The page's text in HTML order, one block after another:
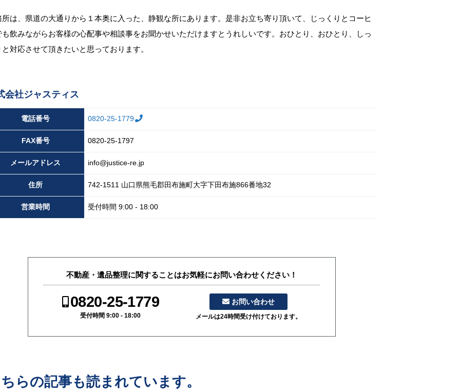
所は、県道の大通りから１本奥に入った、静観な所にあります。是非お立ち寄り頂いて、じっくりとコーヒ
も飲みながらお客様の心配事や相談事をお聞かせいただけますとうれしいです。おひとり、おひとり、しっ
と対応させて頂きたいと思っております。
会社ジャスティス
電話番号 0820-25-1779
FAX番号 0820-25-1797
メールアドレス info@justice-re.jp
住所 742-1511 山口県熊毛郡田布施町大字下田布施866番地32
営業時間 受付時間 9:00 - 18:00
不動産・遺品整理に関することはお気軽にお問い合わせください！
0820-25-1779
受付時間 9:00 - 18:00
お問い合わせ
メールは24時間受け付けております。
らの記事も読まれています。